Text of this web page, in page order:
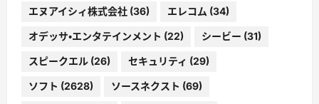
エヌアイシィ株式会社 (36) エレコム (34)
オデッサ・エンタテインメント (22) シービー (31)
スピークエル (26) セキュリティ (29)
ソフト (2628) ソースネクスト (69)